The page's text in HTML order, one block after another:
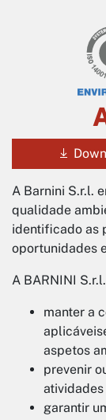
A Barnini S.r.l.
qualidade
identificado as
oportunidades
A BARNINI
manter a
aspetos
prevenir
garantir